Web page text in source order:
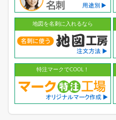
地図を名刺に入れるなら
特注マークでCOOL！